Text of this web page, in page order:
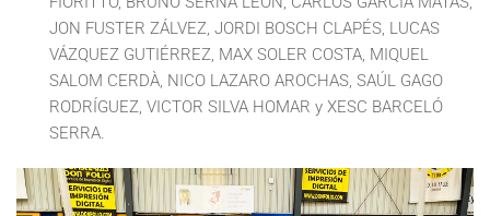
JON FUSTER ZÁLVEZ, JORDI BOSCH CLAPÉS, LUCAS
VÁZQUEZ GUTIÉRREZ, MAX SOLER COSTA, MIQUEL
SALOM CERDÀ, NICO LAZARO AROCHAS, SAÚL GAGO
RODRÍGUEZ, VICTOR SILVA HOMAR y XESC BARCELÓ
SERRA.